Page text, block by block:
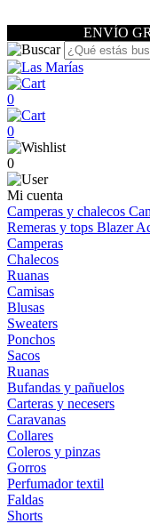
ENVÍO
0
0
0
Mi cuenta
Camperas y chalecos
Remeras y tops Blazer
Camperas
Chalecos
Ruanas
Camisas
Blusas
Sweaters
Ponchos
Sacos
Ruanas
Bufandas y pañuelos
Carteras y necesers
Caravanas
Collares
Coleros y pinzas
Gorros
Perfumador textil
Faldas
Shorts